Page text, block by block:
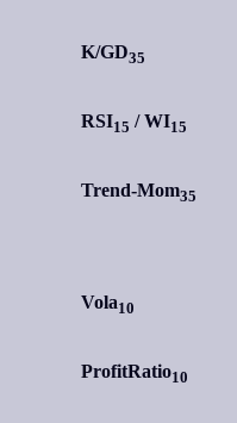
K/GD35
RSI15 /WI15
Trend-Mom35
Vola10
ProfitRatio10